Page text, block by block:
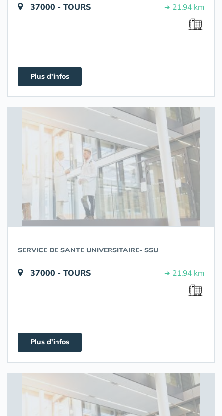
37000 - TOURS ➔ 21.94 km
Plus d'infos
SERVICE DE SANTE UNIVERSITAIRE- SSU
37000 - TOURS ➔ 21.94 km
Plus d'infos